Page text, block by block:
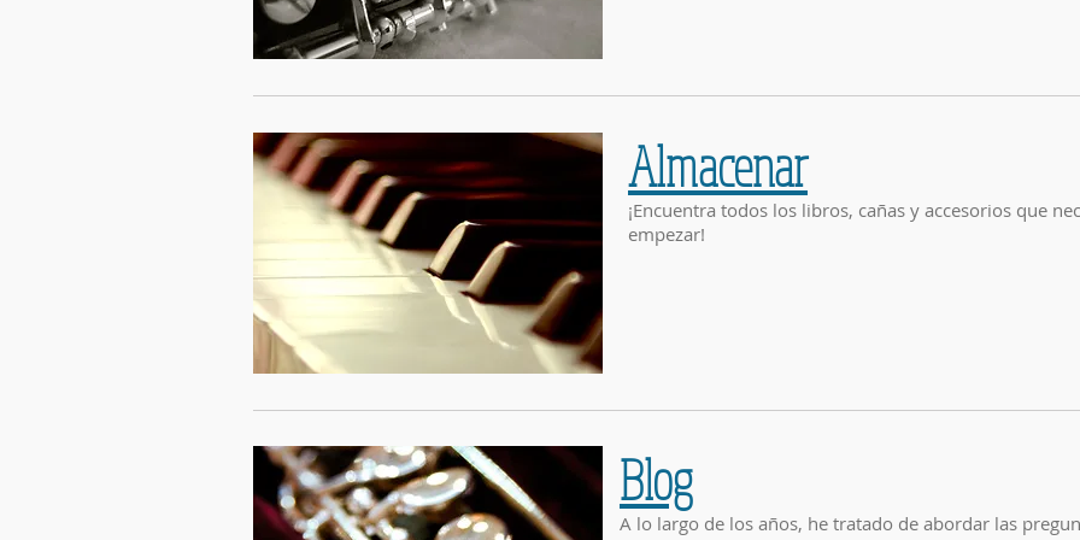
Almacenar
¡Encuentra todos los libros, cañas y accesorios que
empezar!
Blog
A lo largo de los años, he tratado de abordar las